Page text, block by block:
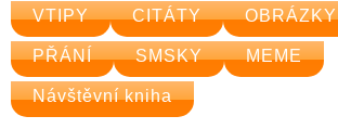
VTIPY CITÁTY OBRÁZKY
PŘÁNÍ SMSKY MEME
Návštěvní kniha